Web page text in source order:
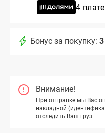
4
Бонус за покупку:
Внимание!
При отправке мы Вас
накладной
отследить Ваш груз.